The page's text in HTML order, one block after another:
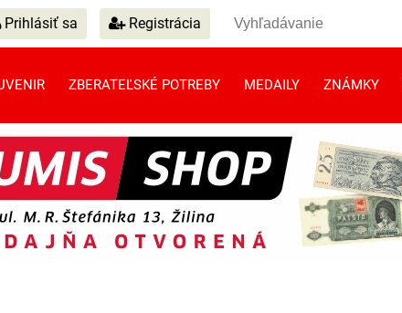
Prihlásiť sa Registrácia
ZBERATEĽSKÉ POTREBY MEDAILY ZNÁMKY